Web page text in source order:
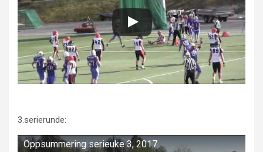
3.serierunde:
Oppsummering serieuke 3, 2017